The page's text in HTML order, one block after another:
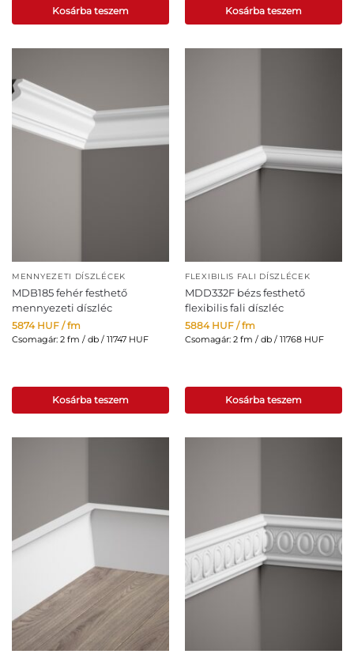
Kosárba teszem Kosárba teszem
MENNYEZETI DÍSZLÉCEK
MDB185 fehér festhető
mennyezeti díszléc
5874 HUF / fm
Csomagár: 2 fm / db / 11747 HUF
Kosárba teszem
FLEXIBILIS FALI DÍSZLÉCEK
MDD332F bézs festhető
flexibilis fali díszléc
5884 HUF / fm
Csomagár: 2 fm / db / 11768 HUF
Kosárba teszem